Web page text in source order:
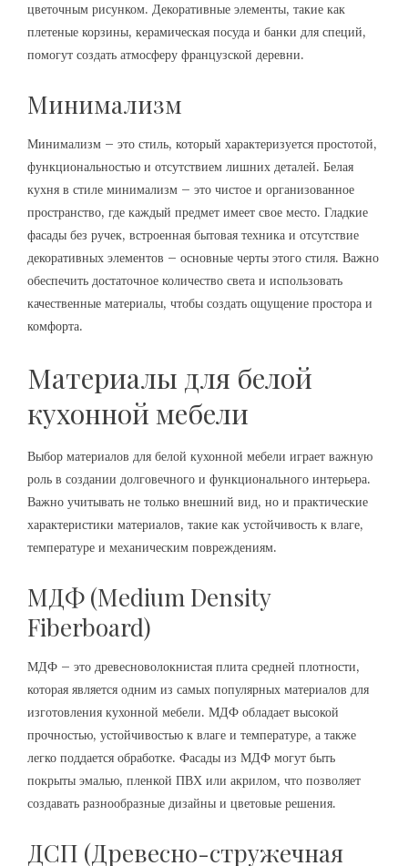
цветочным рисунком. Декоративные элементы, такие как
плетеные корзины, керамическая посуда и банки для специй,
помогут создать атмосферу французской деревни.
Минимализм
Минимализм – это стиль, который характеризуется простотой,
функциональностью и отсутствием лишних деталей. Белая
кухня в стиле минимализм – это чистое и организованное
пространство, где каждый предмет имеет свое место. Гладкие
фасады без ручек, встроенная бытовая техника и отсутствие
декоративных элементов – основные черты этого стиля. Важно
обеспечить достаточное количество света и использовать
качественные материалы, чтобы создать ощущение простора и
комфорта.
Материалы для белой
кухонной мебели
Выбор материалов для белой кухонной мебели играет важную
роль в создании долговечного и функционального интерьера.
Важно учитывать не только внешний вид, но и практические
характеристики материалов, такие как устойчивость к влаге,
температуре и механическим повреждениям.
МДФ (Medium Density
Fiberboard)
МДФ – это древесноволокнистая плита средней плотности,
которая является одним из самых популярных материалов для
изготовления кухонной мебели. МДФ обладает высокой
прочностью, устойчивостью к влаге и температуре, а также
легко поддается обработке. Фасады из МДФ могут быть
покрыты эмалью, пленкой ПВХ или акрилом, что позволяет
создавать разнообразные дизайны и цветовые решения.
ДСП (Древесно-стружечная